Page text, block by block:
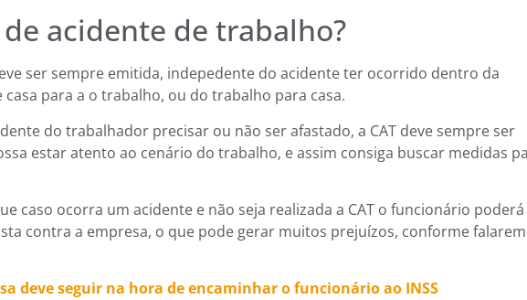
acidente de trabalho?
ser sempre emitida, indepedente do acidente ter ocorrido dentro da
para a o trabalho, ou do trabalho para casa.
do trabalhador precisar ou não ser afastado, a CAT deve sempre ser
estar atento ao cenário do trabalho, e assim consiga buscar medidas
caso ocorra um acidente e não seja realizada a CAT o funcionário poderá
contra a empresa, o que pode gerar muitos prejuízos, conforme
deve seguir na hora de encaminhar o funcionário ao INSS